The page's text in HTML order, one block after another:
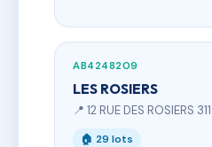
AB4248209
LES ROSIERS
📍 12 RUE DES ROSIERS
🏠 29 lots